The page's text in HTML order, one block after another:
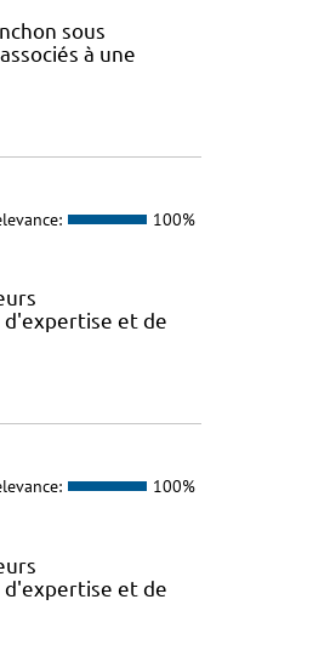
sous
à une
100%
et de
100%
et de